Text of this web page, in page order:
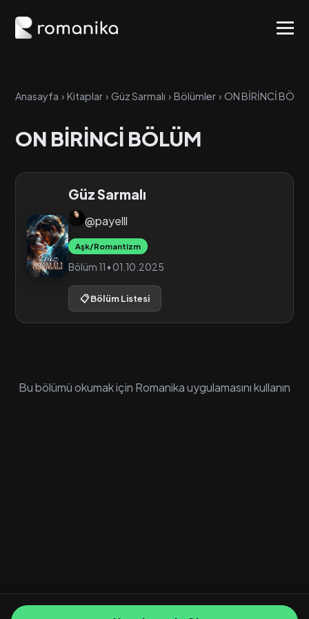
Anasayfa › Kitaplar › Güz Sarmalı › Bölümler › ON BİRİNCİ
ON BİRİNCİ BÖLÜM
Güz Sarmalı
@payelll
Aşk/Romantizm
Bölüm 11 • 01.10.2025
📋 Bölüm Listesi
Bu bölümü okumak için Romanika uygulamasını kullanın